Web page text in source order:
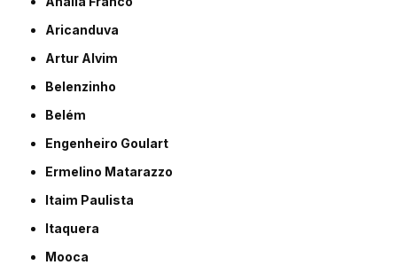
Aricanduva
Artur Alvim
Belenzinho
Belém
Engenheiro Goulart
Ermelino Matarazzo
Itaim Paulista
Itaquera
Mooca